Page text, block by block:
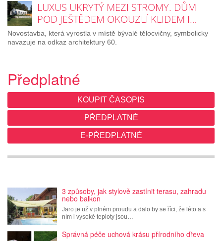
LUXUS UKRYTÝ MEZI STROMY. DŮM
POD JEŠTĚDEM OKOUZLÍ KLIDEM I…
Novostavba, která vyrostla v místě bývalé tělocvičny, symbolicky
navazuje na odkaz architektury 60.
Předplatné
KOUPIT ČASOPIS
PŘEDPLATNÉ
E-PŘEDPLATNÉ
3 způsoby, jak stylově zastínit terasu, zahradu
nebo balkon
Jaro je už v plném proudu a dalo by se říci, že léto a s
ním i vysoké teploty jsou…
Správná péče uchová krásu přírodního dřeva